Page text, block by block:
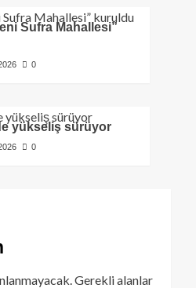
Sufra Mahallesi”
0
yükseliş sürüyor
0
Gerekli alanlar